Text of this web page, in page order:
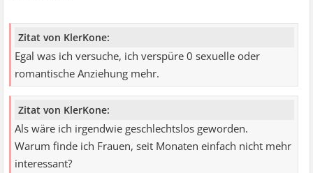
Zitat von KlerKone:
Egal was ich versuche, ich verspüre 0 sexuelle oder
romantische Anziehung mehr.
Zitat von KlerKone:
Als wäre ich irgendwie geschlechtslos geworden.
Warum finde ich Frauen, seit Monaten einfach nicht mehr
interessant?